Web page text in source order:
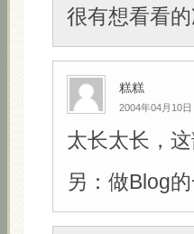
很有想看看
糕糕
2004年04月10
太长太长，
另：做Blog